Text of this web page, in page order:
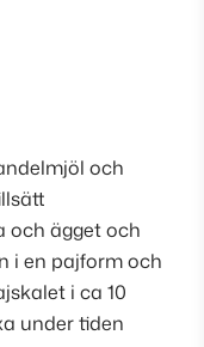
och
och ägget och
i en pajform och
i ca 10
under tiden